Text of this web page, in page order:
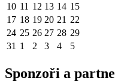
10 11 12 13 14 15
17 18 19 20 21 22
24 25 26 27 28 29
31 1 2 3 4 5
Sponzoři a